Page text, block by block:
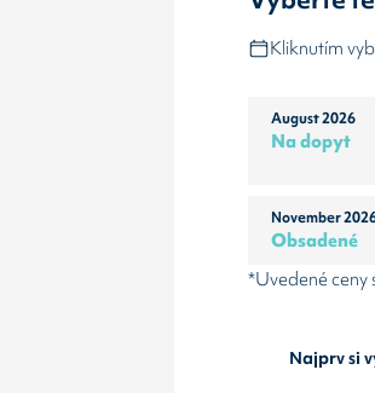
Kliknutím
August 2026
Na dopyt
November
Obsadené
*Uvedené ceny
Najprv si